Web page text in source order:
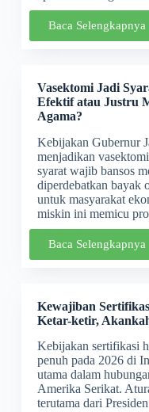
Baca Selengkapnya
Vasektomi Jadi
Efektif atau Justru
Agama?
Kebijakan Gubernur
menjadikan
syarat wajib bansos
diperdebatkan bayak
untuk masyarakat
miskin ini memicu
Baca Selengkapnya
Kewajiban
Ketar-ketir,
Kebijakan sertifikasi
penuh pada 2026 di
utama dalam
Amerika Serikat.
terutama dari